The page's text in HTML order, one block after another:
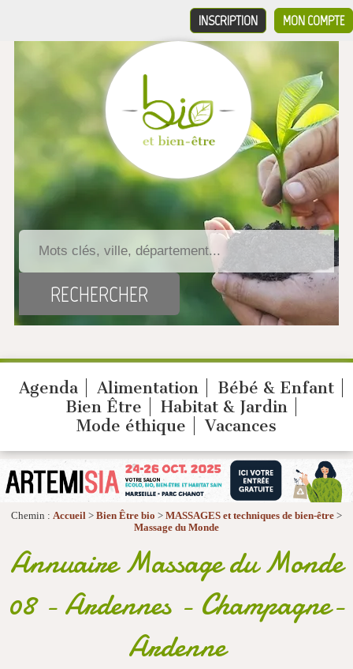
MON COMPTE
INSCRIPTION
Agenda Alimentation
Bébé & Enfant
Bien Être
Habitat & Jardin
Mode éthique
Vacances
Chemin : Accueil > Bien Être bio > MASSAGES et techniques de bien-être >
Massage du Monde
Annuaire Massage du Monde
08 - Ardennes - Champagne-
Ardenne